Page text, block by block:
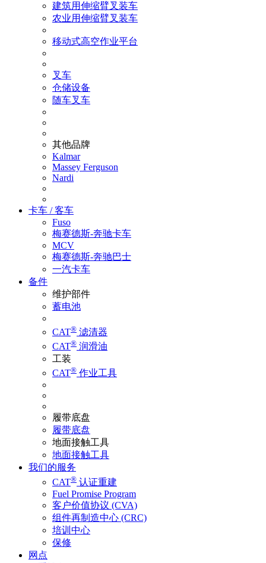
建筑用伸缩臂叉装车
农业用伸缩臂叉装车
移动式高空作业平台
叉车
仓储设备
随车叉车
其他品牌
Kalmar
Massey Ferguson
Nardi
卡车 / 客车
Fuso
梅赛德斯-奔驰卡车
MCV
梅赛德斯-奔驰巴士
一汽卡车
备件
维护部件
蓄电池
CAT® 滤清器
CAT® 润滑油
工装
CAT® 作业工具
履带底盘
履带底盘
地面接触工具
地面接触工具
我们的服务
CAT® 认证重建
Fuel Promise Program
客户价值协议 (CVA)
组件再制造中心 (CRC)
培训中心
保修
网点